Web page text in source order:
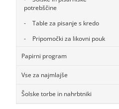
potrebščine
Table za pisanje s kredo
Pripomočki za likovni pouk
Papirni program
Vse za najmlajše
Šolske torbe in nahrbtniki